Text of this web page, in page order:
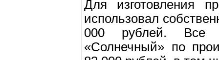
Для изготовления
использовал
000 рублей. Все
«Солнечный» по